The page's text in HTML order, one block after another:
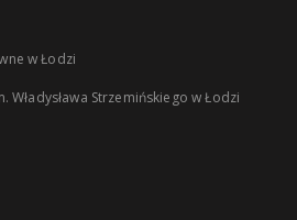
w Łodzi
Władysława Strzemińskiego w Łodzi